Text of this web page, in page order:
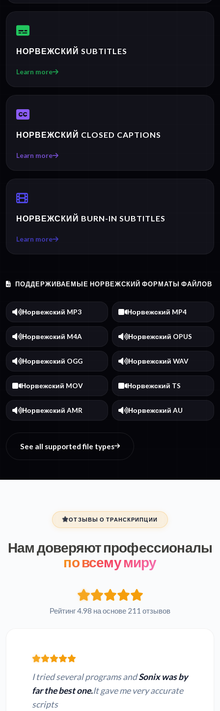
НОРВЕЖСКИЙ SUBTITLES
Learn more
НОРВЕЖСКИЙ CLOSED CAPTIONS
Learn more
НОРВЕЖСКИЙ BURN-IN SUBTITLES
Learn more
ПОДДЕРЖИВАЕМЫЕ НОРВЕЖСКИЙ ФОРМАТЫ ФАЙЛОВ
Норвежский MP3 Норвежский MP4
Норвежский M4A Норвежский OPUS
Норвежский OGG Норвежский WAV
Норвежский MOV Норвежский TS
Норвежский AMR Норвежский AU
See all supported file types
ОТЗЫВЫ О ТРАНСКРИПЦИИ
Нам доверяют профессионалы
по всему миру
Рейтинг 4.98 на основе 211 отзывов
I tried several programs andSonix was by
far the best one.It gave me very accurate
scripts